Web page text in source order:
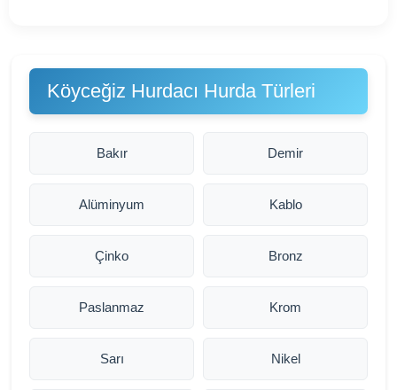
Köyceğiz Hurdacı Hurda Türleri
Bakır Demir
Alüminyum Kablo
Çinko Bronz
Paslanmaz Krom
Sarı Nikel